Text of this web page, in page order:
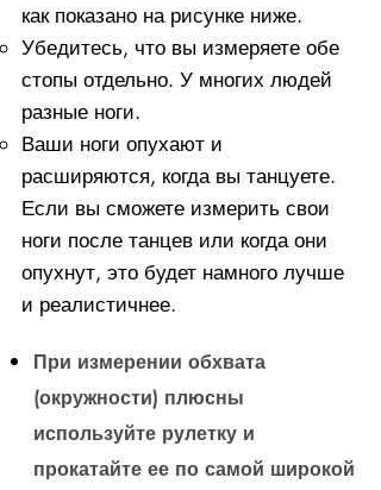
как показано на рисунке ниже.
Убедитесь, что вы измеряете обе
стопы отдельно. У многих людей
разные ноги.
Ваши ноги опухают и
расширяются, когда вы танцуете.
Если вы сможете измерить свои
ноги после танцев или когда они
опухнут, это будет намного лучше
и реалистичнее.
При измерении обхвата
(окружности) плюсны
используйте рулетку и
прокатайте ее по самой широкой